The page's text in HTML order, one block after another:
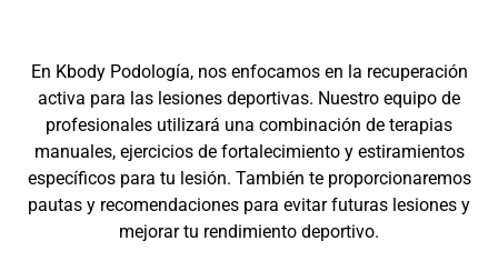
En Kbody Podología, nos enfocamos en la recuperación
activa para las lesiones deportivas. Nuestro equipo de
profesionales utilizará una combinación de terapias
manuales, ejercicios de fortalecimiento y estiramientos
específicos para tu lesión. También te proporcionaremos
pautas y recomendaciones para evitar futuras lesiones y
mejorar tu rendimiento deportivo.